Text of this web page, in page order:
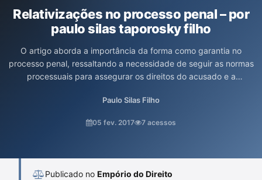
Relativizações no processo penal – por
paulo silas taporosky filho
O artigo aborda a importância da forma como garantia no
processo penal, ressaltando a necessidade de seguir as normas
processuais para assegurar os direitos do acusado e a
critica as relativizações que ameaçam a integridade do
em nulidades, pois priorizar o resultado em detrimento da
Paulo Silas Filho
05 fev. 2017 7 acessos
Publicado no Empório do Direito